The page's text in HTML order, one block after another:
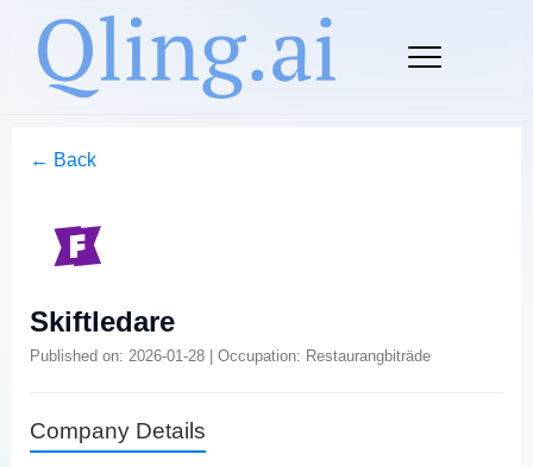
← Back
Skiftledare
Published on: 2026-01-28 | Occupation: Restaurangbiträde
Company Details